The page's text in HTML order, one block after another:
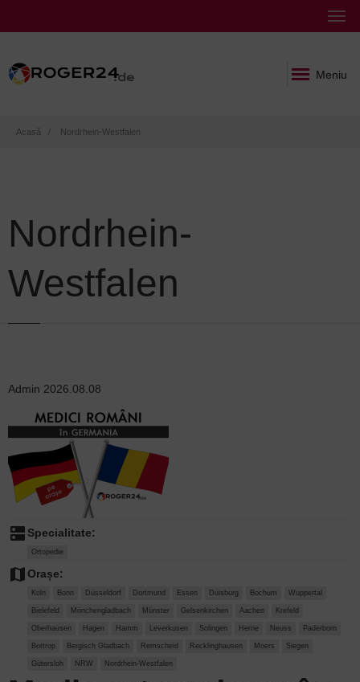
Meniu
Breadcrumb
Acasă Nordrhein-Westfalen
Nordrhein-
Westfalen
Admin 2026.08.08
dns Specialitate:
Ortopedie
map Orașe:
Koln Bonn Düsseldorf Dortmund Essen Duisburg Bochum Wuppertal
Bielefeld Mönchengladbach Münster Gelsenkirchen Aachen Krefeld
Oberhausen Hagen Hamm Leverkusen Solingen Herne Neuss Paderborn
Bottrop Bergisch Gladbach Remscheid Recklinghausen Moers Siegen
Gütersloh NRW Nordrhein-Westfalen